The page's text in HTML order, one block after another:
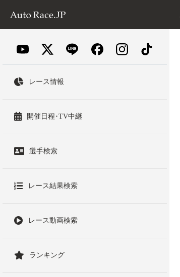
レース情報
開催日程･TV中継
選手検索
レース結果検索
レース動画検索
ランキング